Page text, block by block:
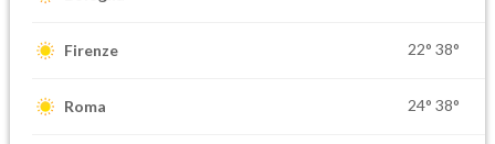
Firenze 22° 38°
Roma 24° 38°